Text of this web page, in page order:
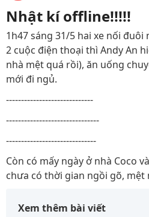
Nhật kí offline!!!!!
1h47 sáng 31/5 hai xe nối đuôi
2 cuộc điện thoại thì Andy An
nhà mệt quá rồi), ăn uống
mới đi ngủ.
-----------------------------
-------------------------------
------------------------------
Còn có mấy ngày ở nhà Coco
chưa có thời gian ngồi gõ, mệt
Xem thêm bài viết